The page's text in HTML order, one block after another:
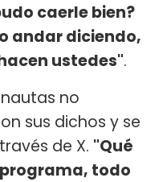
caerle bien?
andar diciendo,
ustedes".
no
sus dichos y se
de X. "Qué
todo